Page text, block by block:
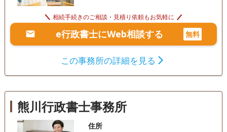
相続手続きのご相談・見積り依頼もお気軽に
e行政書士にWeb相談する 無料
この事務所の詳細を見る
熊川行政書士事務所
住所